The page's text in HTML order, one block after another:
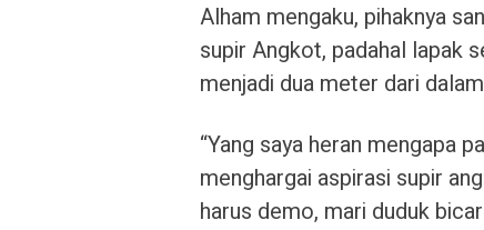
Alham mengaku, pihaknya
supir Angkot, padahal lapak
menjadi dua meter dari
“Yang saya heran mengapa
menghargai aspirasi supir
harus demo, mari duduk